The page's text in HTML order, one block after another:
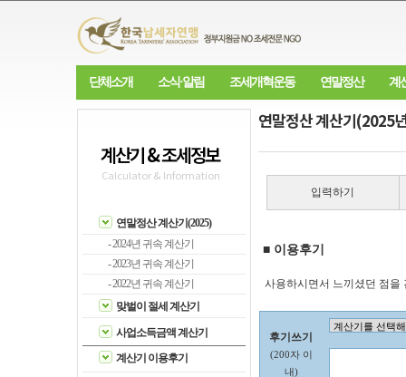
단체소개 소식·알림 조세개혁운동 연말정산 계
계산기 & 조세정보
Calculator & Information
연말정산 계산기(2025)
- 2024년 귀속 계산기
- 2023년 귀속 계산기
- 2022년 귀속 계산기
맞벌이 절세 계산기
사업소득금액 계산기
계산기 이용후기
연말정산 계산기(2025
입력하기
■ 이용후기
사용하시면서 느끼셨던 점을